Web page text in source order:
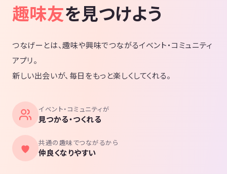
趣味友を見つけよう
つなげーとは、趣味や興味でつながるイベント・コミュニティ
アプリ。
新しい出会いが、毎日をもっと楽しくしてくれる。
イベント・コミュニティが
見つかる・つくれる
共通の趣味でつながるから
仲良くなりやすい